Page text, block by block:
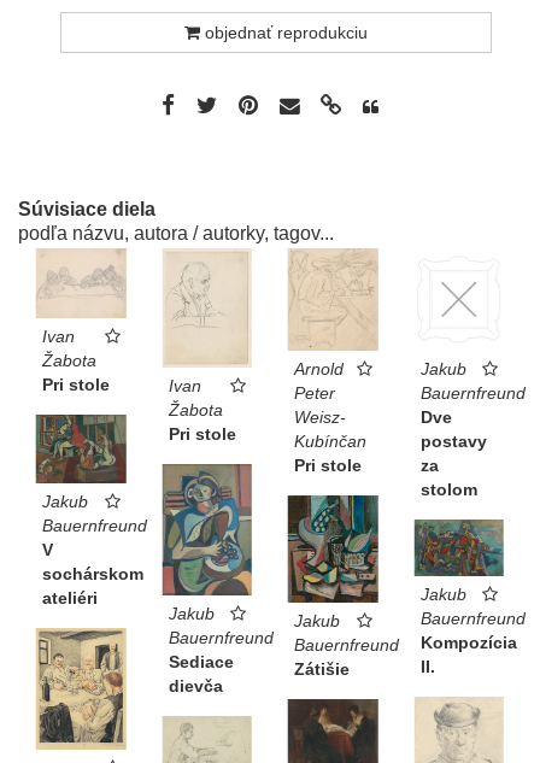
objednať reprodukciu
Súvisiace diela
podľa názvu, autora / autorky, tagov...
Ivan
Žabota
Pri stole
Ivan
Žabota
Pri stole
Arnold
Peter
Weisz-
Kubínčan
Pri stole
Jakub
Bauernfreund
Dve
postavy
za
stolom
Jakub
Bauernfreund
V
sochárskom
ateliéri
Jakub
Bauernfreund
Sediace
dievča
Jakub
Bauernfreund
Zátišie
Jakub
Bauernfreund
Kompozícia
II.